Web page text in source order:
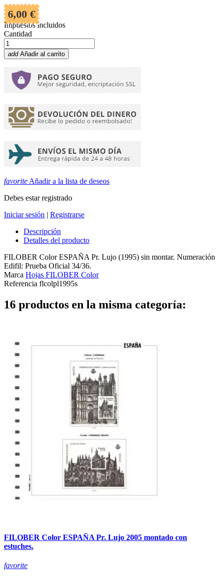
6,00 €
Impuestos incluidos
Cantidad
add Añadir al carrito
favorite Añadir a la lista de deseos
Debes estar registrado
Iniciar sesión | Registrarse
Descripción
Detalles del producto
FILOBER Color ESPAÑA Pr. Lujo (1995) sin montar. Numeración
Edifil: Prueba Oficial 34/36.
Marca Hojas FILOBER Color
Referencia flcolpl1995s
16 productos en la misma categoría:
FILOBER Color ESPAÑA Pr. Lujo 2005 montado con
estuches.
favorite